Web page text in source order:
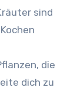
sind
die
dich zu